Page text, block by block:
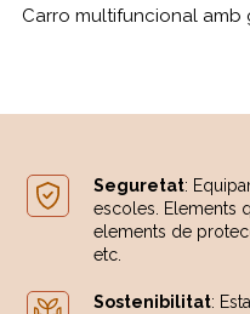
Carro multifuncional amb
Seguretat:
escoles. Elements
elements de
etc.
Sostenibilitat: